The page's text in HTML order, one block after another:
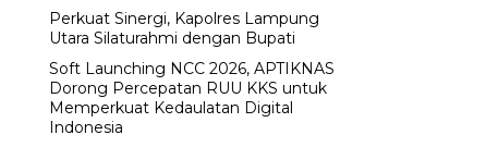
Perkuat Sinergi, Kapolres Lampung
Utara Silaturahmi dengan Bupati
Soft Launching NCC 2026, APTIKNAS
Dorong Percepatan RUU KKS untuk
Memperkuat Kedaulatan Digital
Indonesia